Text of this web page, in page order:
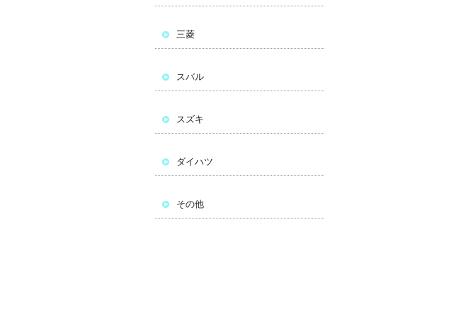
三菱
スバル
スズキ
ダイハツ
その他